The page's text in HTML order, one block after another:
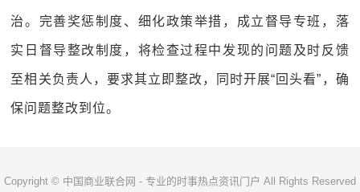
治。完善奖惩制度、细化政策举措，成立督导专班，落
实日督导整改制度，将检查过程中发现的问题及时反馈
至相关负责人，要求其立即整改，同时开展“回头看”，确
保问题整改到位。
Copyright © 中国商业联合网 - 专业的时事热点资讯门户 All Rights Reserved